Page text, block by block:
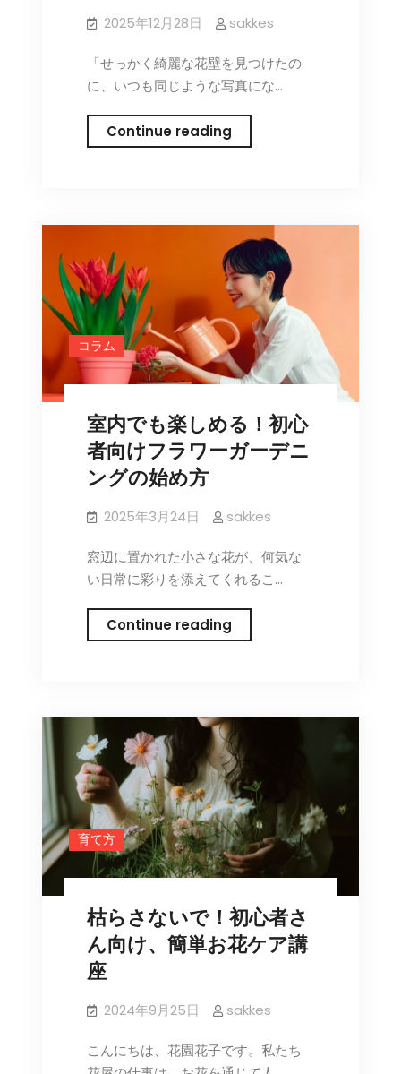
敗
な
い
選
び
2025年12月28日 sakkes
「せっかく綺麗な花壁を見つけたの
に、いつも同じような写真にな…
Continue readingイ
ン
映
え
間
違
い
な
し！
花
の
前
る
高
の
枚
の
方
コラム
室内でも楽しめる！初心
者向けフラワーガーデニ
ングの始め方
2025年3月24日 sakkes
窓辺に置かれた小さな花が、何気な
い日常に彩りを添えてくれるこ…
Continue reading室
内
楽
し
め
る！
初
心
者
向
フ
ラ
ワ
ガ
デ
育て方
枯らさないで！初心者さ
ん向け、簡単お花ケア講
座
2024年9月25日 sakkes
こんにちは、花園花子です。私たち